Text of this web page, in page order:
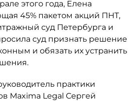
этого года, Елена
45% пакетом акций ПНТ,
суд Петербурга и
суд признать решение
и обязать их устранить
практики
Maxima Legal Сергей